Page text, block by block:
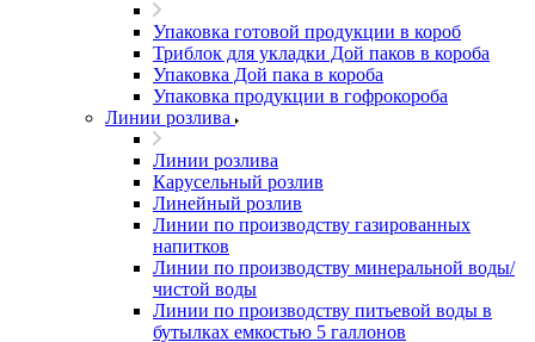
Упаковка готовой продукции в короб
Триблок для укладки Дой паков в короба
Упаковка Дой пака в короба
Упаковка продукции в гофрокороба
Линии розлива
Линии розлива
Карусельный розлив
Линейный розлив
Линии по производству газированных
напитков
Линии по производству минеральной воды/
чистой воды
Линии по производству питьевой воды в
бутылках емкостью 5 галлонов